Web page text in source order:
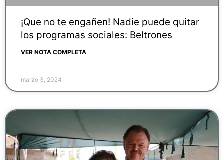
¡Que no te engañen! Nadie puede quitar
los programas sociales: Beltrones
VER NOTA COMPLETA
marzo 3, 2024